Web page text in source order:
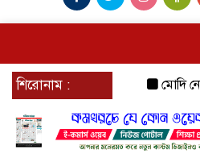
শিরোনাম : মোদি